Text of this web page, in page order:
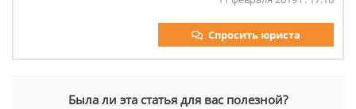
Спросить юриста
Была ли эта статья для вас полезной?